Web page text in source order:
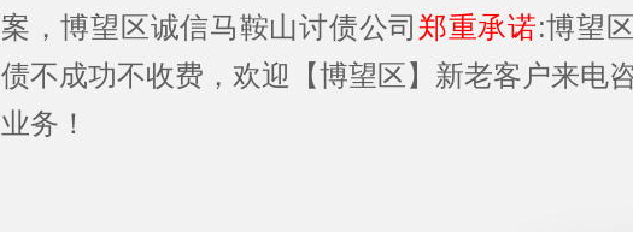
案，博望区诚信马鞍山讨债公司 郑重承诺:博望
债不成功不收费，欢迎【博望区】新老客户来电
业务！